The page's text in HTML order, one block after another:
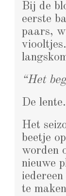
Bij de
eerste
paars,
“Het
De lente.
Het
beetje
worden
nieuwe
te